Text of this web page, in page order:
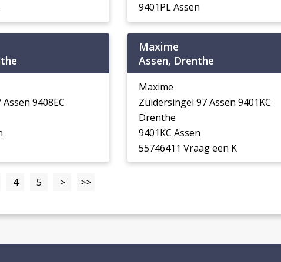
9401PL Assen
9408EC
Maxime
Assen, Drenthe
Maxime
Zuidersingel 97 Assen 9401KC
Drenthe
9401KC Assen
55746411 Vraag een K
4 5 > >>